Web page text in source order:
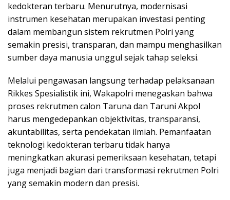
kedokteran terbaru. Menurutnya, modernisasi
instrumen kesehatan merupakan investasi penting
dalam membangun sistem rekrutmen Polri yang
semakin presisi, transparan, dan mampu menghasilkan
sumber daya manusia unggul sejak tahap seleksi.
Melalui pengawasan langsung terhadap pelaksanaan
Rikkes Spesialistik ini, Wakapolri menegaskan bahwa
proses rekrutmen calon Taruna dan Taruni Akpol
harus mengedepankan objektivitas, transparansi,
akuntabilitas, serta pendekatan ilmiah. Pemanfaatan
teknologi kedokteran terbaru tidak hanya
meningkatkan akurasi pemeriksaan kesehatan, tetapi
juga menjadi bagian dari transformasi rekrutmen Polri
yang semakin modern dan presisi.